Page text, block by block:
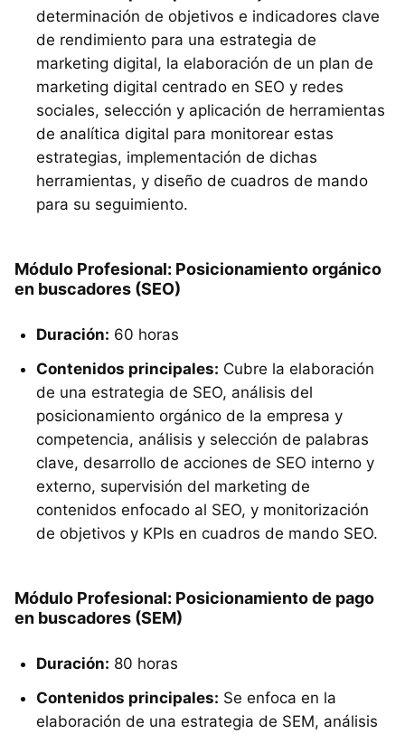
determinación de objetivos e indicadores clave
de rendimiento para una estrategia de
marketing digital, la elaboración de un plan de
marketing digital centrado en SEO y redes
sociales, selección y aplicación de herramientas
de analítica digital para monitorear estas
estrategias, implementación de dichas
herramientas, y diseño de cuadros de mando
para su seguimiento.
Módulo Profesional: Posicionamiento orgánico
en buscadores (SEO)
Duración: 60 horas
Contenidos principales: Cubre la elaboración
de una estrategia de SEO, análisis del
posicionamiento orgánico de la empresa y
competencia, análisis y selección de palabras
clave, desarrollo de acciones de SEO interno y
externo, supervisión del marketing de
contenidos enfocado al SEO, y monitorización
de objetivos y KPIs en cuadros de mando SEO.
Módulo Profesional: Posicionamiento de pago
en buscadores (SEM)
Duración: 80 horas
Contenidos principales: Se enfoca en la
elaboración de una estrategia de SEM, análisis